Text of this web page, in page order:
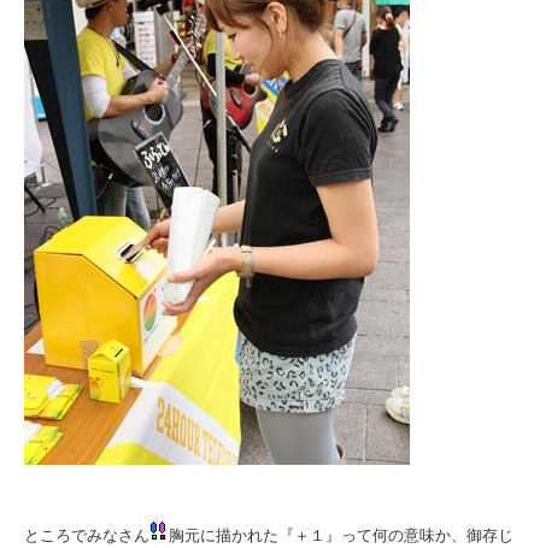
ところでみなさん
胸元に描かれた『＋１』って何の意味か、御存じ